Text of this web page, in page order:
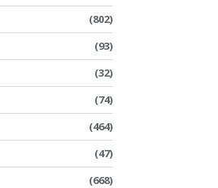
(802)
(93)
(32)
(74)
(464)
(47)
(668)